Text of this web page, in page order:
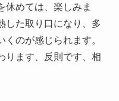
休めては、楽しみま
した取り口になり、多
くのが感じられます。
ります、反則です、相